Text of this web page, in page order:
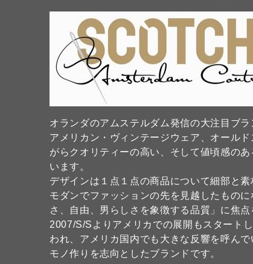
オランダのアムステルダム発信の大注目ブラ
アメリカン・ヴィンテージウェア、オール
がらクオリティーの高い、そして値頃感の
います。
デザインは１点１点の商品について細部と
モダンでファッションの先を見越したもの
さ、自由、男らしさを象徴する品質」に焦点
2007/S/Sよりアメリカでの展開もスタート
われ、アメリカ国内でも大きな反響を呼ん
モノ作りを志向としたブランドです。